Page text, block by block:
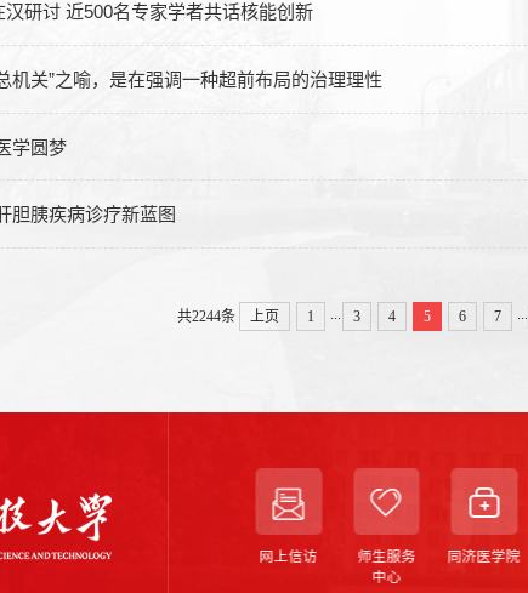
汉研讨 近500名专家学者共话核能创新
机关”之喻，是在强调一种超前布局的治理理性
学圆梦
胆胰疾病诊疗新蓝图
共2244条 上页 1 ... 3 4 5 6 7 ...
校园地图 网上信访
师生服务
中心
同济医学院